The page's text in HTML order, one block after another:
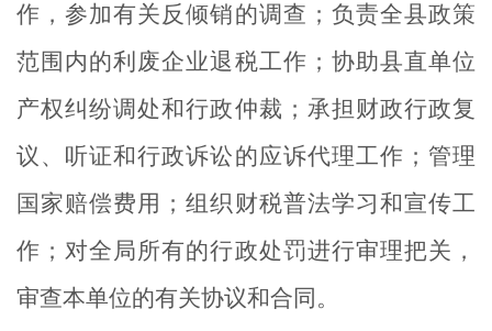
作，参加有关反倾销的调查；负责全县政策
范围内的利废企业退税工作；协助县直单位
产权纠纷调处和行政仲裁；承担财政行政复
议、听证和行政诉讼的应诉代理工作；管理
国家赔偿费用；组织财税普法学习和宣传工
作；对全局所有的行政处罚进行审理把关，
审查本单位的有关协议和合同。